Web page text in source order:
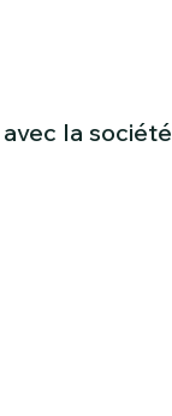
la société